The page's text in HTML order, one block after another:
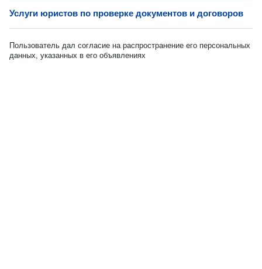
Услуги юристов по проверке документов и договоров
Пользователь дал согласие на распространение его персональных
данных, указанных в его объявлениях